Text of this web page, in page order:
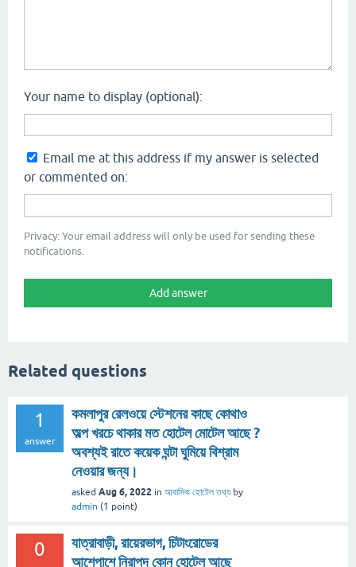
Your name to display (optional):
Email me at this address if my answer is selected
or commented on:
Privacy: Your email address will only be used for sending these
notifications.
Related questions
1
answer
কমলাপুর রেলওয়ে স্টেশনের কাছে কোথাও
অল্প খরচে থাকার মত হোটেল মোটেল আছে ?
অবশ্যই রাতে কয়েক ঘন্টা ঘুমিয়ে বিশ্রাম
নেওয়ার জন্য।
asked Aug 6, 2022 in আবাসিক হোটেল তথ্য by
admin (1 point)
0
যাত্রাবাড়ী, রায়েরভাগ, চিটাংরোডের
আশেপাশে নিরাপদ কোন হোটেল আছে